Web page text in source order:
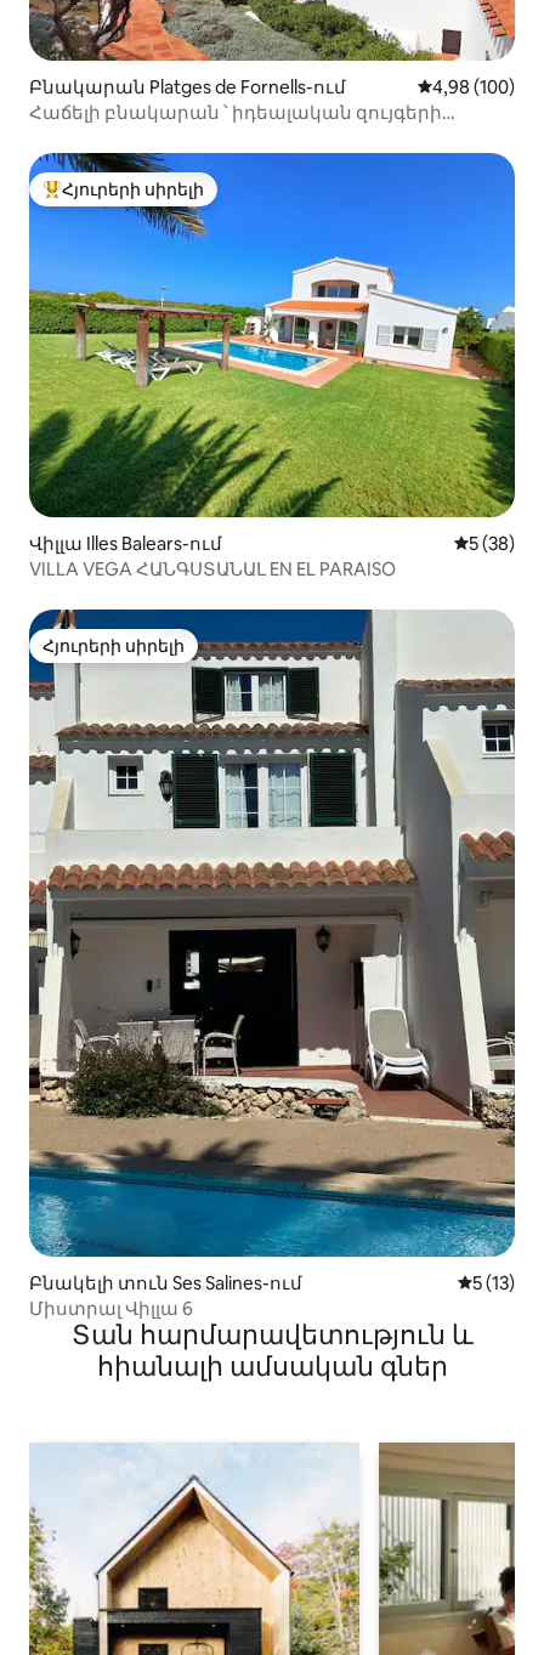
Բնակարան Platges de Fornells-ում Միջին
4,98 (100)
Հաճելի բնակարան ՝ իդեալական զույգերի
Հյուրերի սիրելի լավագույն տները
Հյուրերի սիրելի
Վիլլա Illes Balears-ում Միջին
5 (38)
VILLA VEGA ՀԱՆԳՍՏԱՆԱԼ EN EL PARAISO
Հյուրերի սիրելի
Հյուրերի սիրելի
Բնակելի տուն Ses Salines-ում Միջին
5 (13)
Միստրալ Վիլլա 6
Տան հարմարավետություն և
հիանալի ամսական գներ